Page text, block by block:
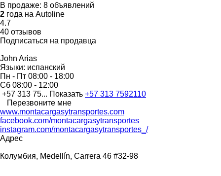
В продаже: 8 объявлений
2 года на Autoline
4.7
40 отзывов
Подписаться на продавца
John Arias
Языки: испанский
Пн - Пт 08:00 - 18:00
Сб 08:00 - 12:00
+57 313 75... Показать +57 313 7592110
Перезвоните мне
www.montacargasytransportes.com
facebook.com/montacargasytransportes
instagram.com/montacargasytransportes_/
Адрес
Колумбия, Medellín, Carrera 46 #32-98